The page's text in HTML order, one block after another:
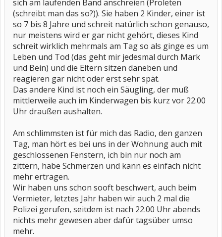
sich am laufenden Band anschreien (Proleten
(schreibt man das so?)). Sie haben 2 Kinder, einer ist
so 7 bis 8 Jahre und schreit natürlich schon genauso,
nur meistens wird er gar nicht gehört, dieses Kind
schreit wirklich mehrmals am Tag so als ginge es um
Leben und Tod (das geht mir jedesmal durch Mark
und Bein) und die Eltern sitzen daneben und
reagieren gar nicht oder erst sehr spät.
Das andere Kind ist noch ein Säugling, der muß
mittlerweile auch im Kinderwagen bis kurz vor 22.00
Uhr draußen aushalten.
Am schlimmsten ist für mich das Radio, den ganzen
Tag, man hört es bei uns in der Wohnung auch mit
geschlossenen Fenstern, ich bin nur noch am
zittern, habe Schmerzen und kann es einfach nicht
mehr ertragen.
Wir haben uns schon sooft beschwert, auch beim
Vermieter, letztes Jahr haben wir auch 2 mal die
Polizei gerufen, seitdem ist nach 22.00 Uhr abends
nichts mehr gewesen aber dafür tagsüber umso
mehr.